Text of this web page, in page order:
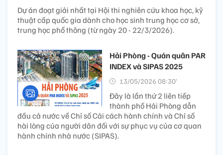
Dự án đoạt giải nhất tại Hội thi nghiên cứu khoa học, kỹ
thuật cấp quốc gia dành cho học sinh trung học cơ sở,
trung học phổ thông (từ ngày 20 - 22/3/2026).
Hải Phòng - Quán quân PAR
INDEX và SIPAS 2025
13/05/2026 08:30’
Đây là lần thứ 2 liên tiếp
thành phố Hải Phòng dẫn
đầu cả nước về Chỉ số Cải cách hành chính và Chỉ số
hài lòng của người dân đối với sự phục vụ của cơ quan
hành chính nhà nước (SIPAS).